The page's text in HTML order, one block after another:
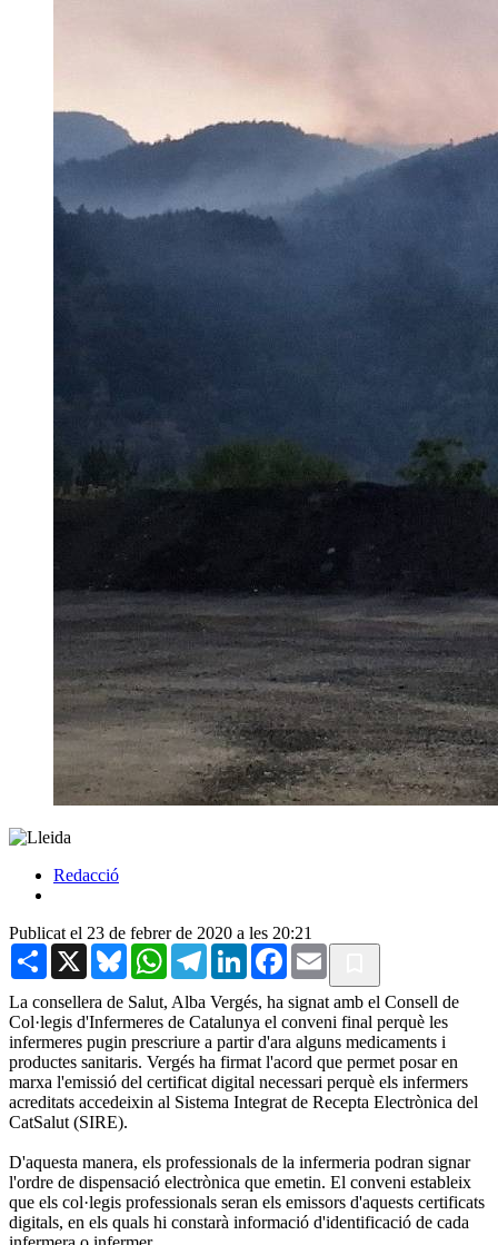
Redacció
Publicat el 23 de febrer de 2020 a les 20:21
Share X BlueskyWhatsAppTelegramLinkedInFacebook
Email
La consellera de Salut, Alba Vergés, ha signat amb el Consell de
Col·legis d'Infermeres de Catalunya el conveni final perquè les
infermeres pugin prescriure a partir d'ara alguns medicaments i
productes sanitaris. Vergés ha firmat l'acord que permet posar en
marxa l'emissió del certificat digital necessari perquè els infermers
acreditats accedeixin al Sistema Integrat de Recepta Electrònica del
CatSalut (SIRE).
D'aquesta manera, els professionals de la infermeria podran signar
l'ordre de dispensació electrònica que emetin. El conveni estableix
que els col·legis professionals seran els emissors d'aquests certificats
digitals, en els quals hi constarà informació d'identificació de cada